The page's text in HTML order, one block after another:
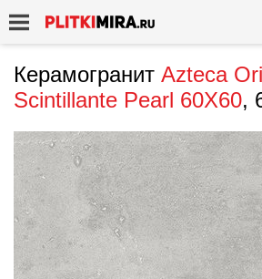
Керамогранит Azteca
Scintillante Pearl 60X60,